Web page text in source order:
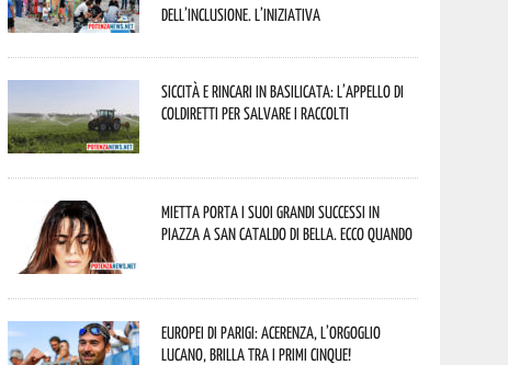
dell’inclusione. L’iniziativa
Siccità e rincari in Basilicata: l’appello di
Coldiretti per salvare i raccolti
Mietta porta i suoi grandi successi in
piazza a San Cataldo di Bella. Ecco quando
Europei di Parigi: Acerenza, l’orgoglio
lucano, brilla tra i primi cinque!